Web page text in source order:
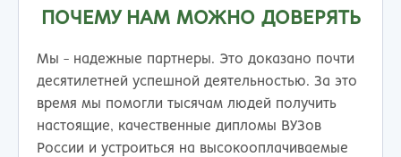
ПОЧЕМУ НАМ МОЖНО ДОВЕРЯТЬ
Мы - надежные партнеры. Это доказано почти
десятилетней успешной деятельностью. За это
время мы помогли тысячам людей получить
настоящие, качественные дипломы ВУЗов
России и устроиться на высокооплачиваемые